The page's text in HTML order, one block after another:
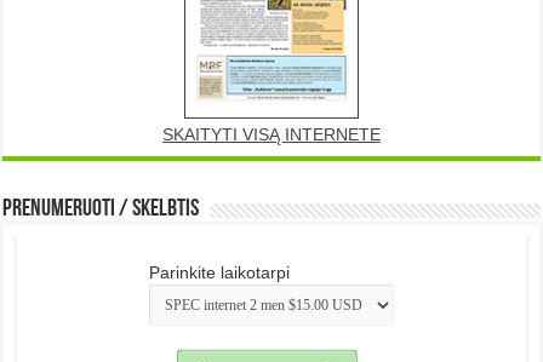
SKAITYTI VISĄ INTERNETE
Prenumeruoti / Skelbtis
Parinkite laikotarpi